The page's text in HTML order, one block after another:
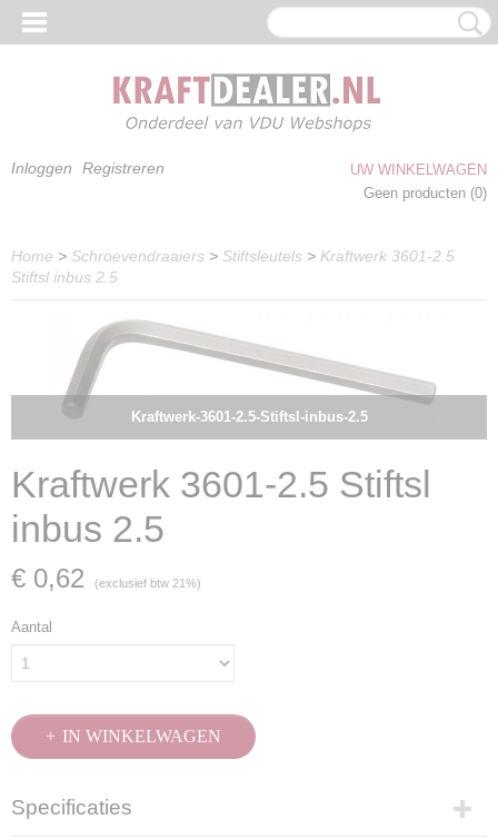
Inloggen Registreren
UW WINKELWAGEN
Geen producten (0)
Home > Schroevendraaiers > Stiftsleutels > Kraftwerk 3601-2.5
Stiftsl inbus 2.5
Kraftwerk-3601-2.5-Stiftsl-inbus-2.5
Kraftwerk 3601-2.5 Stiftsl
inbus 2.5
€ 0,62 (exclusief btw 21%)
Aantal
IN WINKELWAGEN
Specificaties